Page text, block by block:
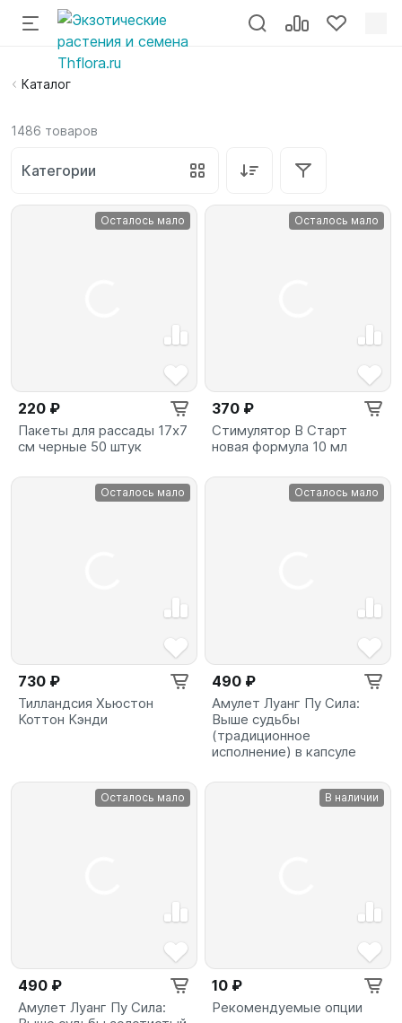
Каталог
1486 товаров
Категории
Осталось мало
220 ₽
Пакеты для рассады 17х7
см черные 50 штук
Осталось мало
370 ₽
Стимулятор B Старт
новая формула 10 мл
Осталось мало
730 ₽
Тилландсия Хьюстон
Коттон Кэнди
Осталось мало
490 ₽
Амулет Луанг Пу Сила:
Выше судьбы
(традиционное
исполнение) в капсуле
Осталось мало
490 ₽
Амулет Луанг Пу Сила:
В наличии
10 ₽
Рекомендуемые опции